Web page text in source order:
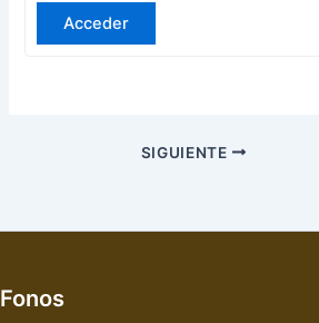
Acceder
SIGUIENTE
Fonos